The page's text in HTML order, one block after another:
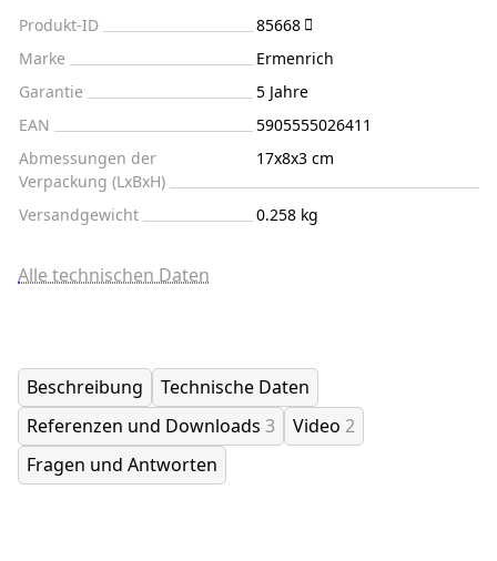
Produkt-ID
85668
Marke
Ermenrich
Garantie
5 Jahre
EAN
5905555026411
Abmessungen der
Verpackung (LxBxH)
17x8x3 cm
Versandgewicht 0.258 kg
Alle technischen Daten
Beschreibung
Technische Daten
Referenzen und Downloads 3 Video 2
Fragen und Antworten